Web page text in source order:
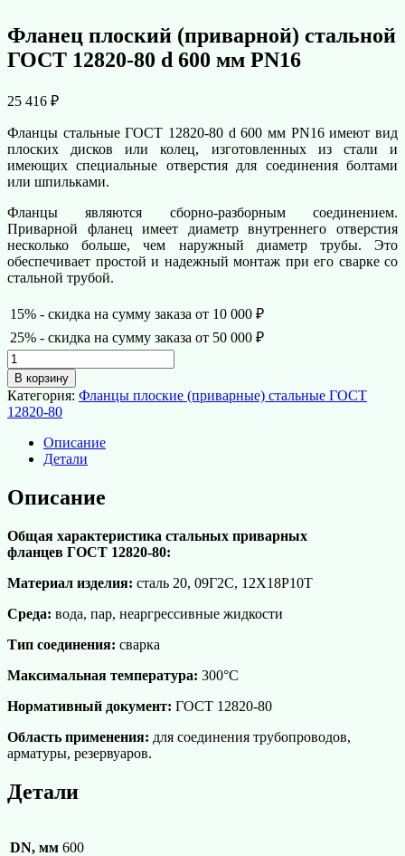
Фланец плоский (приварной) стальной
ГОСТ 12820-80 d 600 мм PN16
25 416 ₽
Фланцы стальные ГОСТ 12820-80 d 600 мм PN16 имеют вид
плоских дисков или колец, изготовленных из стали и
имеющих специальные отверстия для соединения болтами
или шпильками.
Фланцы являются сборно-разборным соединением.
Приварной фланец имеет диаметр внутреннего отверстия
несколько больше, чем наружный диаметр трубы. Это
обеспечивает простой и надежный монтаж при его сварке со
стальной трубой.
15% - скидка на сумму заказа от 10 000 ₽
25% - скидка на сумму заказа от 50 000 ₽
Количество
товара
Фланец
плоский
(приварной)
стальной
ГОСТ
12820-
80
d
мм
PN16
В корзину
Категория: Фланцы плоские (приварные) стальные ГОСТ
12820-80
Описание
Детали
Описание
Общая характеристика стальных приварных
фланцев ГОСТ 12820-80:
Материал изделия: сталь 20, 09Г2С, 12Х18Р10Т
Среда: вода, пар, неаргрессивные жидкости
Тип соединения: сварка
Максимальная температура: 300°С
Нормативный документ: ГОСТ 12820-80
Область применения: для соединения трубопроводов,
арматуры, резервуаров.
Детали
DN, мм 600